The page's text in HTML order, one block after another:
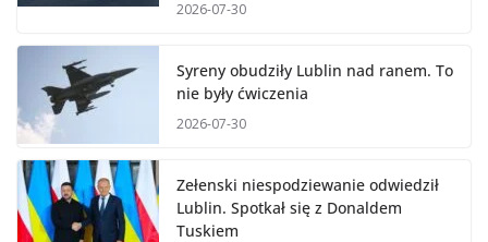
2026-07-30
Syreny obudziły Lublin nad ranem. To
nie były ćwiczenia
2026-07-30
Zełenski niespodziewanie odwiedził
Lublin. Spotkał się z Donaldem
Tuskiem